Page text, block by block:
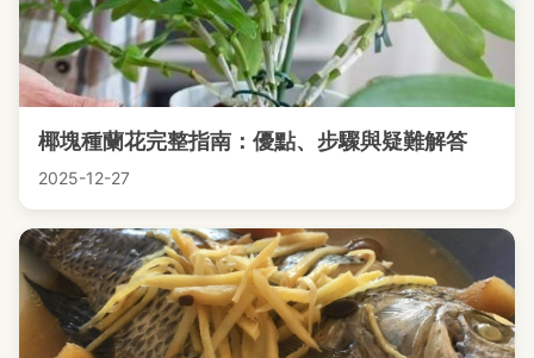
椰塊種蘭花完整指南：優點、步驟與疑難解答
2025-12-27